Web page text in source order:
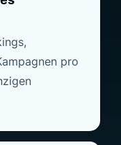
pro